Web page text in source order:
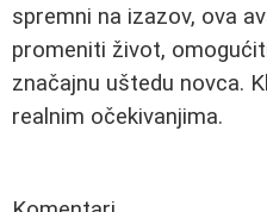
spremni na izazov, ova
promeniti život,
značajnu uštedu novca.
realnim očekivanjima.